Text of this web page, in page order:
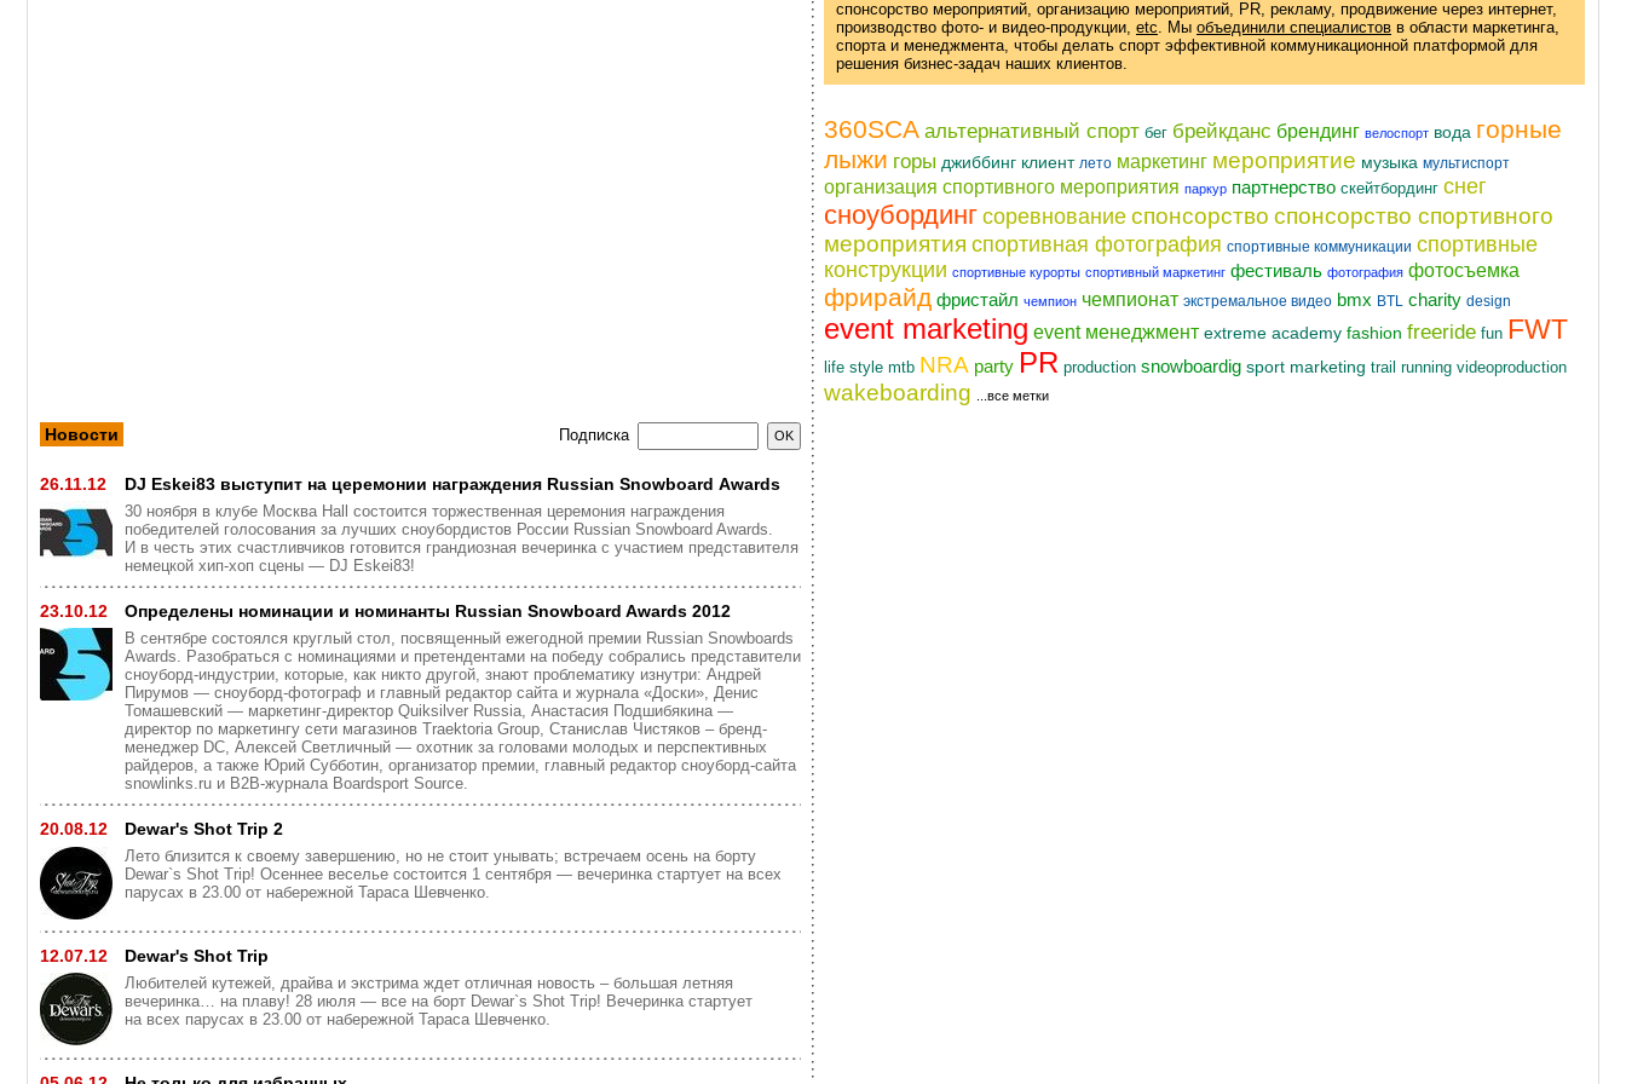
Новости Подписка
26.11.12 DJ Eskei83 выступит на церемонии награждения Russian Snowboard Awards
30 ноября в клубе Москва Hall состоится торжественная церемония награждения
победителей голосования за лучших сноубордистов России Russian Snowboard Awards.
И в честь этих счастливчиков готовится грандиозная вечеринка с участием представителя
немецкой хип-хоп сцены — DJ Eskei83!
23.10.12 Определены номинации и номинанты Russian Snowboard Awards 2012
В сентябре состоялся круглый стол, посвященный ежегодной премии Russian Snowboards
Awards. Разобраться с номинациями и претендентами на победу собрались представители
сноуборд-индустрии, которые, как никто другой, знают проблематику изнутри: Андрей
Пирумов — сноуборд-фотограф и главный редактор сайта и журнала «Доски», Денис
Томашевский — маркетинг-директор Quiksilver Russia, Анастасия Подшибякина —
директор по маркетингу сети магазинов Traektoria Group, Станислав Чистяков – бренд-
менеджер DC, Алексей Светличный — охотник за головами молодых и перспективных
райдеров, а также Юрий Субботин, организатор премии, главный редактор сноуборд-сайта
snowlinks.ru и B2B-журнала Boardsport Source.
20.08.12 Dewar's Shot Trip 2
Лето близится к своему завершению, но не стоит унывать; встречаем осень на борту
Dewar`s Shot Trip! Осеннее веселье состоится 1 сентября — вечеринка стартует на всех
парусах в 23.00 от набережной Тараса Шевченко.
12.07.12 Dewar's Shot Trip
Любителей кутежей, драйва и экстрима ждет отличная новость – большая летняя
вечеринка… на плаву! 28 июля — все на борт Dewar`s Shot Trip! Вечеринка стартует
на всех парусах в 23.00 от набережной Тараса Шевченко.
спонсорство мероприятий, организацию мероприятий, PR, рекламу, продвижение через интернет,
производство фото- и видео-продукции etc . Мы объединили специалистов в области маркетинга,
спорта и менеджмента, чтобы делать спорт эффективной коммуникационной платформой для
решения бизнес-задач наших клиентов.
360SCA альтернативный спорт бег брейкданс брендинг велоспорт вода горные
лыжи горы джиббинг клиент лето маркетинг мероприятие музыка мультиспорт
организация спортивного мероприятия паркур партнерство скейтбординг снег
сноубординг соревнование спонсорство спонсорство спортивного
мероприятия спортивная фотография спортивные коммуникации спортивные
конструкции спортивные курорты спортивный маркетинг фестиваль фотография фотосъемка
фрирайд фристайл чемпион чемпионат экстремальное видео bmx BTL charity design
event marketing event менеджмент extreme academy fashion freeride fun FWT
life style mtb NRA party PR production snowboardig sport marketing trail running videoproduction
wakeboarding ...все метки